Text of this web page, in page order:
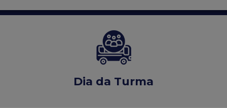
Dia da Turma